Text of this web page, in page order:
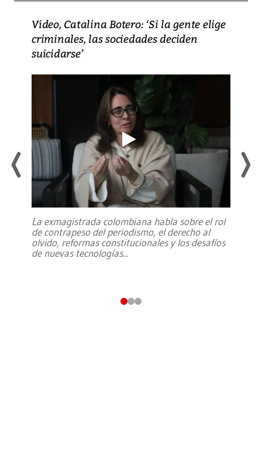
Video, Catalina Botero: ‘Si la gente elige
criminales, las sociedades deciden
suicidarse’
La exmagistrada colombiana habla sobre el rol
de contrapeso del periodismo, el derecho al
olvido, reformas constitucionales y los desafíos
de nuevas tecnologías...